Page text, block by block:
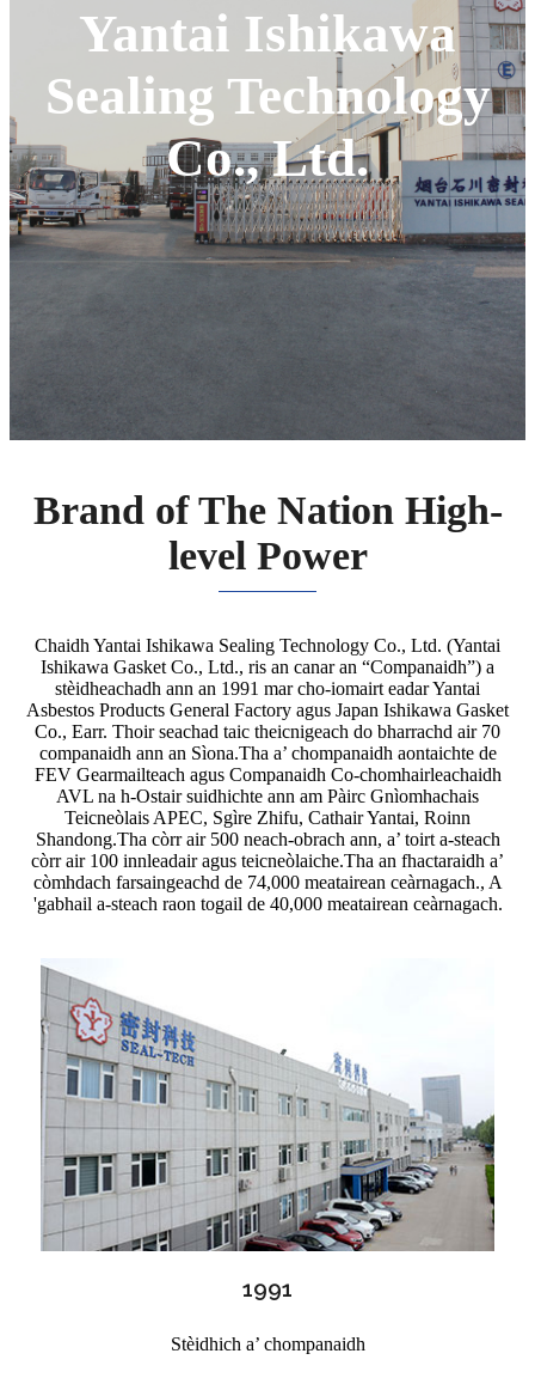
Yantai Ishikawa
Sealing Technology
Co., Ltd.
Brand of The Nation High-
level Power
Chaidh Yantai Ishikawa Sealing Technology Co., Ltd. (Yantai
Ishikawa Gasket Co., Ltd., ris an canar an “Companaidh”) a
stèidheachadh ann an 1991 mar cho-iomairt eadar Yantai
Asbestos Products General Factory agus Japan Ishikawa Gasket
Co., Earr. Thoir seachad taic theicnigeach do bharrachd air 70
companaidh ann an Sìona.Tha a’ chompanaidh aontaichte de
FEV Gearmailteach agus Companaidh Co-chomhairleachaidh
AVL na h-Ostair suidhichte ann am Pàirc Gnìomhachais
Teicneòlais APEC, Sgìre Zhifu, Cathair Yantai, Roinn
Shandong.Tha còrr air 500 neach-obrach ann, a’ toirt a-steach
còrr air 100 innleadair agus teicneòlaiche.Tha an fhactaraidh a’
còmhdach farsaingeachd de 74,000 meatairean ceàrnagach., A
'gabhail a-steach raon togail de 40,000 meatairean ceàrnagach.
1991
Stèidhich a’ chompanaidh